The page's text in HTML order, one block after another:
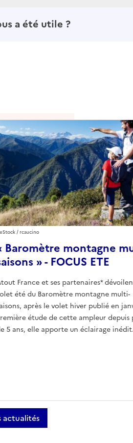
a été utile ?
Baromètre montagne
» - FOCUS ETE
France et ses partenaires*
été du Baromètre montagne multi-
après le volet hiver publié en
étude de cette ampleur depuis
5 ans, elle apporte un éclairage
/ rcaucino
actualités